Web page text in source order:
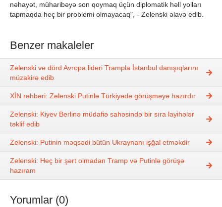
nəhayət, müharibəyə son qoymaq üçün diplomatik həll yolları
tapmaqda heç bir problemi olmayacaq", - Zelenski əlavə edib.
Benzer makaleler
Zelenski və dörd Avropa lideri Trampla İstanbul danışıqlarını
müzakirə edib
XİN rəhbəri: Zelenski Putinlə Türkiyədə görüşməyə hazırdır
Zelenski: Kiyev Berlinə müdafiə sahəsində bir sıra layihələr
təklif edib
Zelenski: Putinin məqsədi bütün Ukraynanı işğal etməkdir
Zelenski: Heç bir şərt olmadan Tramp və Putinlə görüşə
hazıram
Yorumlar (0)